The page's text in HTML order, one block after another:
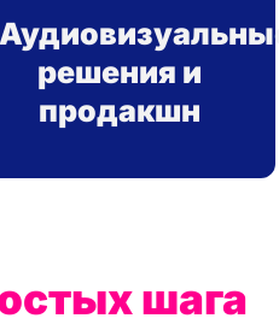
решения и
продакшн
шага